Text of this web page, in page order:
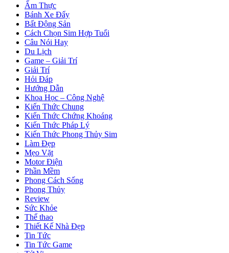
Ẩm Thực
Bánh Xe Đẩy
Bất Động Sản
Cách Chọn Sim Hợp Tuổi
Câu Nói Hay
Du Lịch
Game – Giải Trí
Giải Trí
Hỏi Đáp
Hướng Dẫn
Khoa Học – Công Nghệ
Kiến Thức Chung
Kiến Thức Chứng Khoáng
Kiến Thức Pháp Lý
Kiến Thức Phong Thủy Sim
Làm Đẹp
Mẹo Vặt
Motor Điện
Phần Mềm
Phong Cách Sống
Phong Thủy
Review
Sức Khỏe
Thể thao
Thiết Kế Nhà Đẹp
Tin Tức
Tin Tức Game